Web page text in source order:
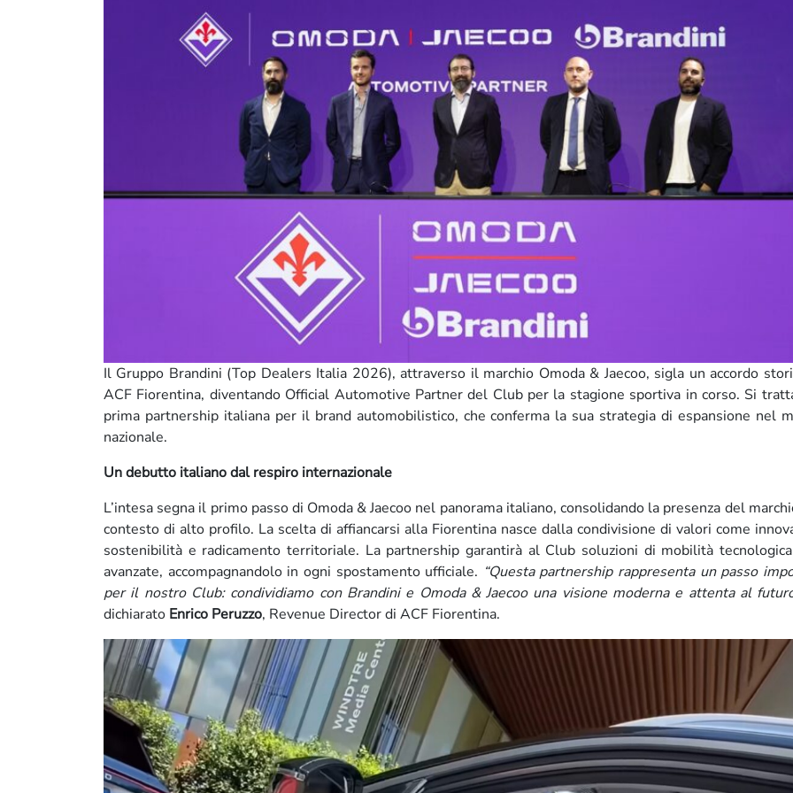
Il Gruppo Brandini (Top Dealers Italia 2026), attraverso il marchio Omoda & Jaecoo, sigla un accordo
ACF Fiorentina, diventando Official Automotive Partner del Club per la stagione sportiva in corso. Si
prima partnership italiana per il brand automobilistico, che conferma la sua strategia di espansione nel
nazionale.
Un debutto italiano dal respiro internazionale
L’intesa segna il primo passo di Omoda & Jaecoo nel panorama italiano, consolidando la presenza del
contesto di alto profilo. La scelta di affiancarsi alla Fiorentina nasce dalla condivisione di valori come
sostenibilità e radicamento territoriale. La partnership garantirà al Club soluzioni di mobilità
avanzate, accompagnandolo in ogni spostamento ufficiale. “Questa partnership rappresenta un passo
per il nostro Club: condividiamo con Brandini e Omoda & Jaecoo una visione moderna e attenta al
dichiarato Enrico Peruzzo, Revenue Director di ACF Fiorentina.